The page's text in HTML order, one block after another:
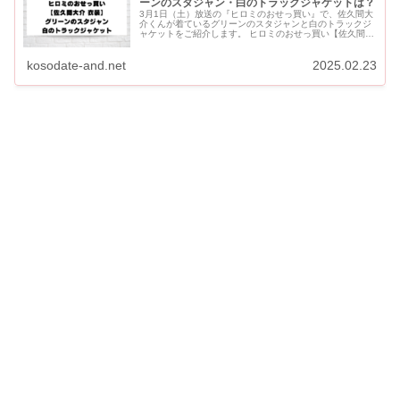
ーンのスタジャン・白のトラックジャケットは？
3月1日（土）放送の『ヒロミのおせっ買い』で、佐久間大
介くんが着ているグリーンのスタジャンと白のトラックジ
ャケットをご紹介します。 ヒロミのおせっ買い【佐久間大
kosodate-and.net 2025.02.23